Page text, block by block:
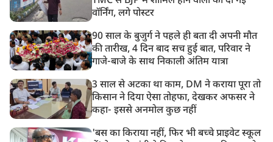
वॉर्निंग, लगे पोस्टर
90 साल के बुजुर्ग ने पहले ही बता दी अपनी मौत
की तारीख, 4 दिन बाद सच हुई बात, परिवार ने
गाजे-बाजे के साथ निकाली अंतिम यात्रा
3 साल से अटका था काम, DM ने कराया पूरा तो
किसान ने दिया ऐसा तोहफा, देखकर अफसर ने
कहा- इससे अनमोल कुछ नहीं
'बस का किराया नहीं, फिर भी बच्चे प्राइवेट स्कूल